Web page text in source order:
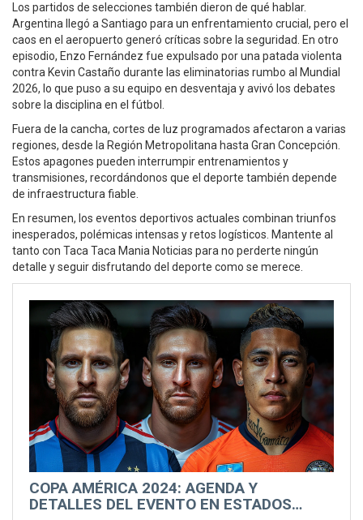
Los partidos de selecciones también dieron de qué hablar.
Argentina llegó a Santiago para un enfrentamiento crucial, pero el
caos en el aeropuerto generó críticas sobre la seguridad. En otro
episodio, Enzo Fernández fue expulsado por una patada violenta
contra Kevin Castaño durante las eliminatorias rumbo al Mundial
2026, lo que puso a su equipo en desventaja y avivó los debates
sobre la disciplina en el fútbol.
Fuera de la cancha, cortes de luz programados afectaron a varias
regiones, desde la Región Metropolitana hasta Gran Concepción.
Estos apagones pueden interrumpir entrenamientos y
transmisiones, recordándonos que el deporte también depende
de infraestructura fiable.
En resumen, los eventos deportivos actuales combinan triunfos
inesperados, polémicas intensas y retos logísticos. Mantente al
tanto con Taca Taca Mania Noticias para no perderte ningún
detalle y seguir disfrutando del deporte como se merece.
COPA AMÉRICA 2024: AGENDA Y
DETALLES DEL EVENTO EN ESTADOS